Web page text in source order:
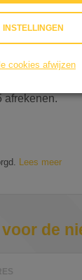
zijn onze
afrekenen.
Lees meer
voor de
INSTELLINGEN
cookies afwijzen